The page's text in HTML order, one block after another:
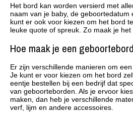
Het bord kan worden versierd met
naam van je baby, de geboortedatum
kunt er ook voor kiezen om het bord
leuke quote of spreuk. Zo maak je
Hoe maak je een
Er zijn verschillende manieren om
Je kunt er voor kiezen om het bord
eentje bestellen bij een bedrijf dat
van geboorteborden. Als je ervoor
maken, dan heb je verschillende
verf, lijm en andere accessoires.